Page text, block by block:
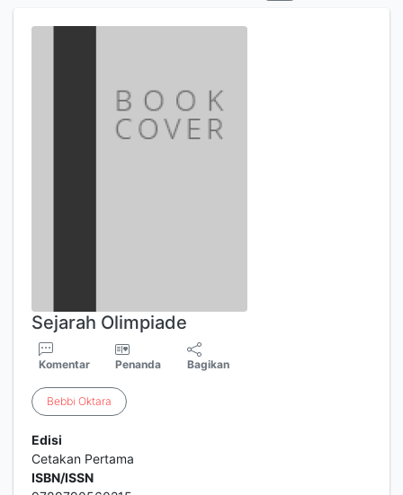
Sejarah Olimpiade
Komentar Penanda Bagikan
Bebbi Oktara
Edisi
Cetakan Pertama
ISBN/ISSN